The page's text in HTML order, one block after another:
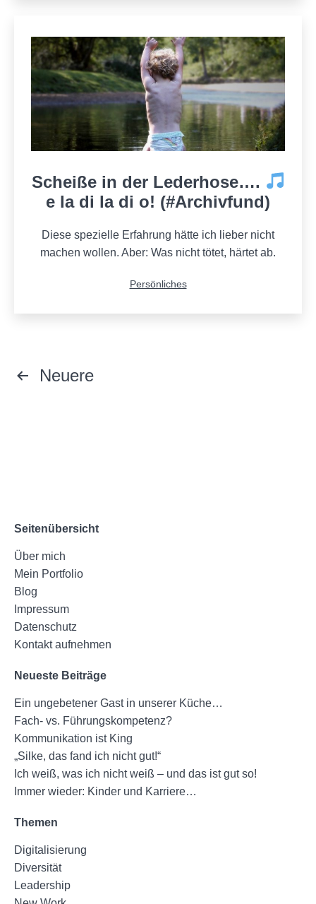
Scheiße in der Lederhose….
e la di la di o! (#Archivfund)
Diese spezielle Erfahrung hätte ich lieber nicht
machen wollen. Aber: Was nicht tötet, härtet ab.
Kategorisiert
Persönliches
Seitennummerierung
Neuere
Seitenübersicht
Über mich
Mein Portfolio
Blog
Impressum
Datenschutz­
Kontakt aufnehmen
Neueste Beiträge
Ein ungebetener Gast in unserer Küche…
Fach- vs. Führungskompetenz?
Kommunikation ist King
„Silke, das fand ich nicht gut!“
Ich weiß, was ich nicht weiß – und das ist gut so!
Immer wieder: Kinder und Karriere…
Themen
Digitalisierung
Diversität
Leadership